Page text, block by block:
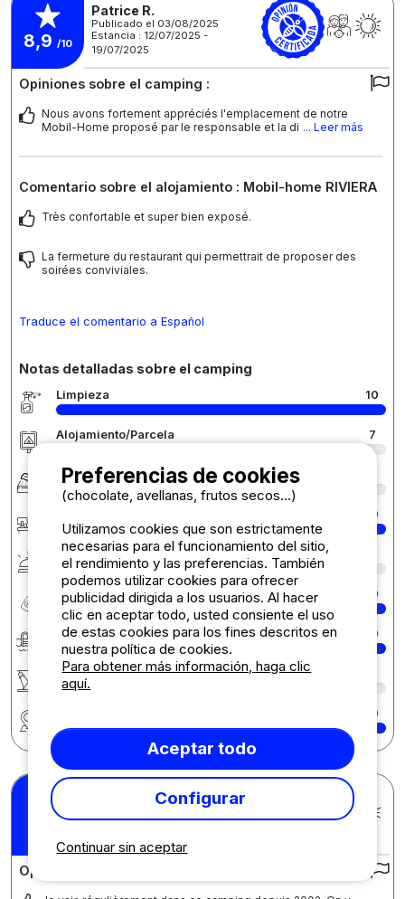
8,9 /10
Patrice R.
Publicado el 03/08/2025
Estancia : 12/07/2025 -
19/07/2025
Opiniones sobre el camping :
Nous avons fortement appréciés l'emplacement de notre
Mobil-Home proposé par le responsable et la di ... Leer más
Comentario sobre el alojamiento : Mobil-home RIVIERA
Très confortable et super bien exposé.
La fermeture du restaurant qui permettrait de proposer des
soirées conviviales.
Traduce el comentario a Español
Notas detalladas sobre el camping
Limpieza 10
Alojamiento/Parcela 7
Confort
10
Servicios e instalaciones
Relación calidad/precio 10
Zonas de baño 10
Actividades
10
Nadège B.
Publicado el 28/07/2025
Estancia : 19/07/2025 -
Opiniones sobre el camping :
Continuar sin aceptar
Preferencias de cookies
(chocolate, avellanas, frutos secos...)
Utilizamos cookies que son estrictamente
necesarias para el funcionamiento del sitio,
el rendimiento y las preferencias. También
podemos utilizar cookies para ofrecer
publicidad dirigida a los usuarios. Al hacer
clic en aceptar todo, usted consiente el uso
de estas cookies para los fines descritos en
nuestra política de cookies.
Para obtener más información, haga clic
aquí.
Aceptar todo
Configurar